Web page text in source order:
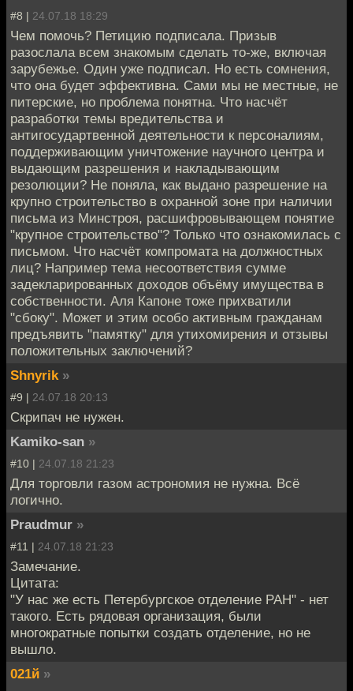
#8 | 24.07.18 18:29
Чем помочь? Петицию подписала. Призыв
разослала всем знакомым сделать то-же, включая
зарубежье. Один уже подписал. Но есть сомнения,
что она будет эффективна. Сами мы не местные, не
питерские, но проблема понятна. Что насчёт
разработки темы вредительства и
антигосудартвенной деятельности к персоналиям,
поддерживающим уничтожение научного центра и
выдающим разрешения и накладывающим
резолюции? Не поняла, как выдано разрешение на
крупно строительство в охранной зоне при наличии
письма из Минстроя, расшифровывающем понятие
"крупное строительство"? Только что ознакомилась с
письмом. Что насчёт компромата на должностных
лиц? Например тема несоответствия сумме
задекларированных доходов объёму имущества в
собственности. Аля Капоне тоже прихватили
"сбоку". Может и этим особо активным гражданам
предъявить "памятку" для утихомирения и отзывы
положительных заключений?
Shnyrik »
#9 | 24.07.18 20:13
Скрипач не нужен.
Kamiko-san »
#10 | 24.07.18 21:23
Для торговли газом астрономия не нужна. Всё
логично.
Praudmur »
#11 | 24.07.18 21:23
Замечание.
Цитата:
"У нас же есть Петербургское отделение РАН" - нет
такого. Есть рядовая организация, были
многократные попытки создать отделение, но не
вышло.
021й »